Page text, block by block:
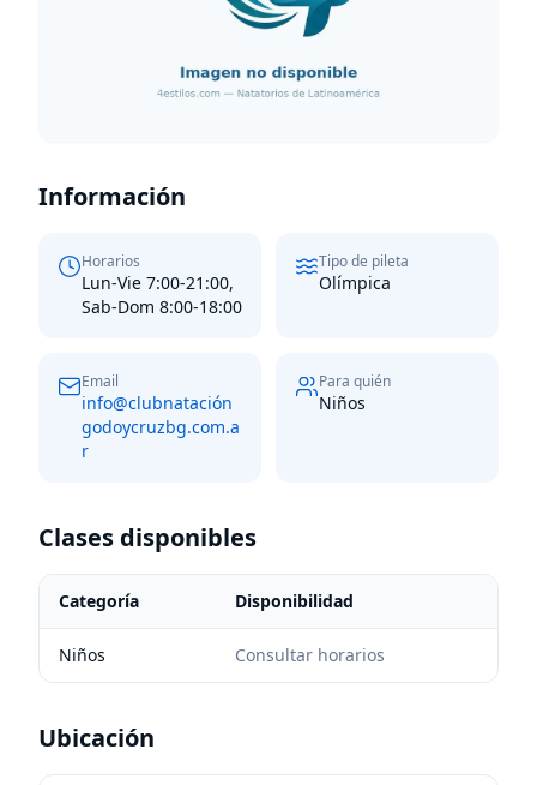
Información
Horarios
Lun-Vie 7:00-21:00,
Sab-Dom 8:00-18:00
Tipo de pileta
Olímpica
Email
info@clubnatación
godoycruzbg.com.a
r
Para quién
Niños
Clases disponibles
Categoría Disponibilidad
Niños Consultar horarios
Ubicación